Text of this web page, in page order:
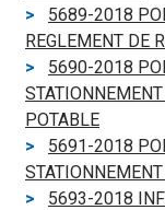
5689-2018
REGLEMENT DE
5690-2018
POTABLE
5691-2018
5693-2018